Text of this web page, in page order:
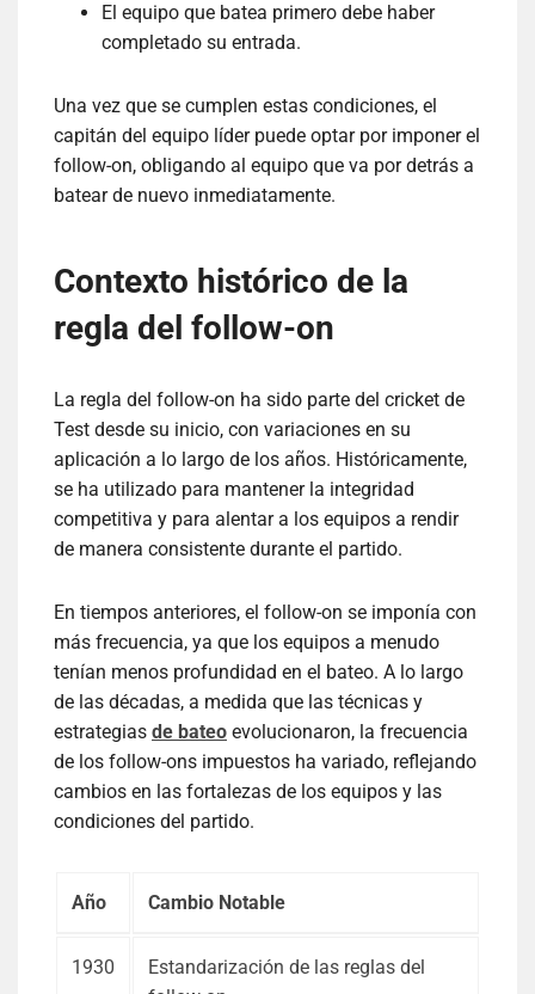
El equipo que batea primero debe haber
completado su entrada.
Una vez que se cumplen estas condiciones, el
capitán del equipo líder puede optar por imponer el
follow-on, obligando al equipo que va por detrás a
batear de nuevo inmediatamente.
Contexto histórico de la
regla del follow-on
La regla del follow-on ha sido parte del cricket de
Test desde su inicio, con variaciones en su
aplicación a lo largo de los años. Históricamente,
se ha utilizado para mantener la integridad
competitiva y para alentar a los equipos a rendir
de manera consistente durante el partido.
En tiempos anteriores, el follow-on se imponía con
más frecuencia, ya que los equipos a menudo
tenían menos profundidad en el bateo. A lo largo
de las décadas, a medida que las técnicas y
estrategias de bateo evolucionaron, la frecuencia
de los follow-ons impuestos ha variado, reflejando
cambios en las fortalezas de los equipos y las
condiciones del partido.
Año Cambio Notable
1930
Estandarización de las reglas del